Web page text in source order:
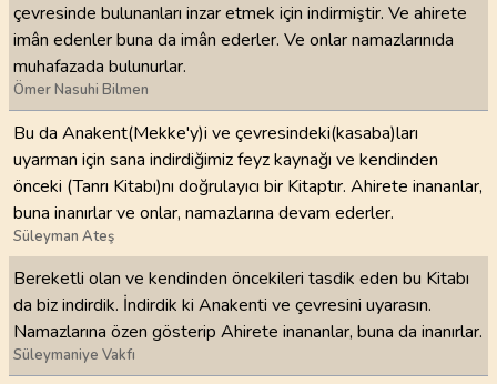
çevresinde bulunanları inzar etmek için indirmiştir. Ve ahirete
imân edenler buna da imân ederler. Ve onlar namazlarınıda
muhafazada bulunurlar.
Ömer Nasuhi Bilmen
Bu da Anakent(Mekke'y)i ve çevresindeki(kasaba)ları
uyarman için sana indirdiğimiz feyz kaynağı ve kendinden
önceki (Tanrı Kitabı)nı doğrulayıcı bir Kitaptır. Ahirete inananlar,
buna inanırlar ve onlar, namazlarına devam ederler.
Süleyman Ateş
Bereketli olan ve kendinden öncekileri tasdik eden bu Kitabı
da biz indirdik. İndirdik ki Anakenti ve çevresini uyarasın.
Namazlarına özen gösterip Ahirete inananlar, buna da inanırlar.
Süleymaniye Vakfı